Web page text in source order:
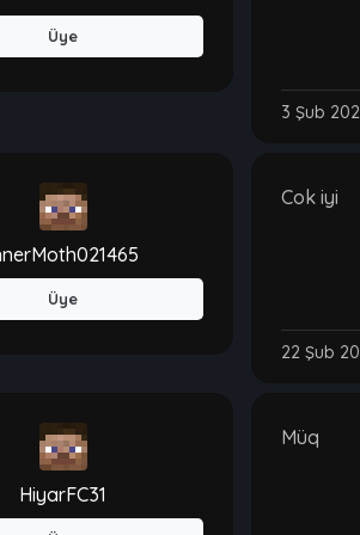
Üye
3 Şub
Üye
Cok iyi
22 Şub
HiyarFC31
Müq